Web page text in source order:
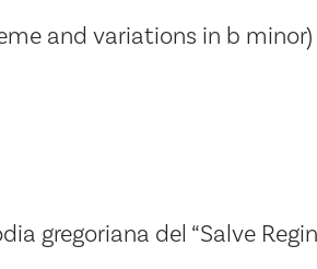
and variations in b minor)
gregoriana del “Salve